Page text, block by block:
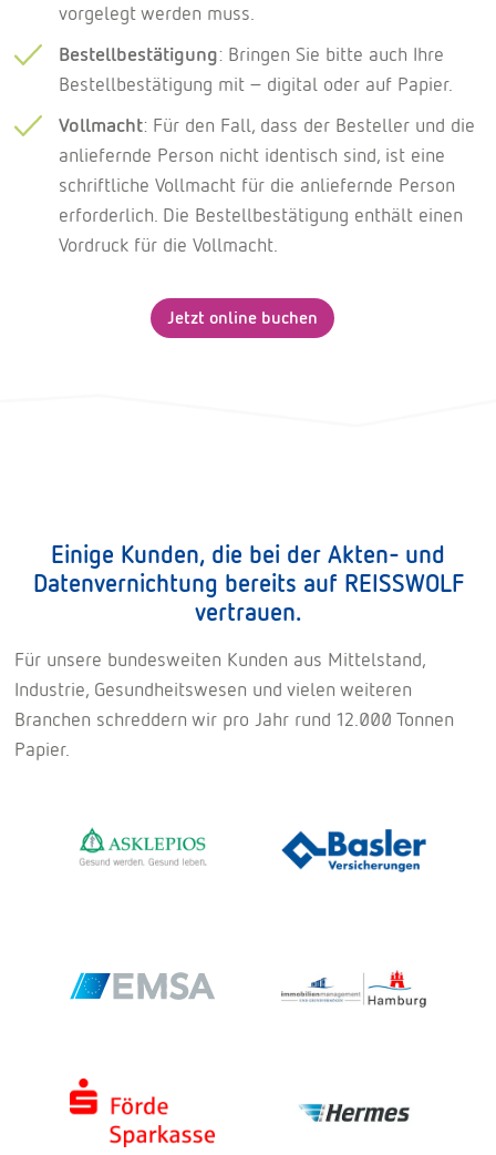
vorgelegt werden muss.
Bestellbestätigung: Bringen Sie bitte auch Ihre
Bestellbestätigung mit - digital oder auf Papier.
Vollmacht: Für den Fall, dass der Besteller und die
anliefernde Person nicht identisch sind, ist eine
schriftliche Vollmacht für die anliefernde Person
erforderlich. Die Bestellbestätigung enthält einen
Vordruck für die Vollmacht.
Jetzt online buchen
Einige Kunden, die bei der Akten- und
Datenvernichtung bereits auf REISSWOLF
vertrauen.
Für unsere bundesweiten Kunden aus Mittelstand,
Industrie, Gesundheitswesen und vielen weiteren
Branchen schreddern wir pro Jahr rund 12.000 Tonnen
Papier.